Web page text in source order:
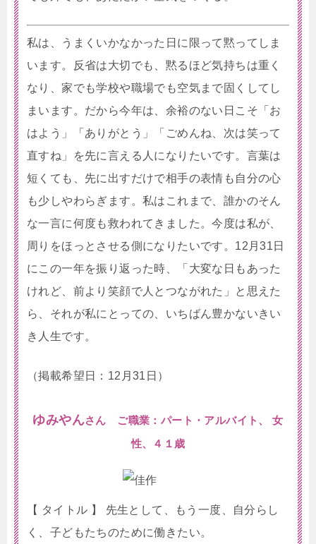
私は、うまくいかなかった日に限って黙ってしま
います。反省は大切でも、黙るほど気持ちは重く
なり、家でも学校や職場でも空気まで固くしてし
まいます。だから今年は、余裕のない日こそ「お
はよう」「ありがとう」「ごめんね、次は笑って
直すね」を先に言える人になりたいです。言葉は
短くても、先に出すだけで相手の表情も自分の心
も少しやわらぎます。私はこれまで、誰かのそん
な一言に何度も救われてきました。今度は私が、
周りをほっとさせる側になりたいです。12月31日
にこの一年を振り返った時、「大変な日もあった
けれど、前より笑顔で人とつながれた」と思えた
ら、それが私にとっての、いちばん豊かないきい
き人生です。
（掲載希望日：12月31日）
ゆみやんさん ご職業：パート・アルバイト、 女
性、４１歳
【 タイトル 】 先生として、もう一度、自分らし
く、子どもたちのために働きたい。